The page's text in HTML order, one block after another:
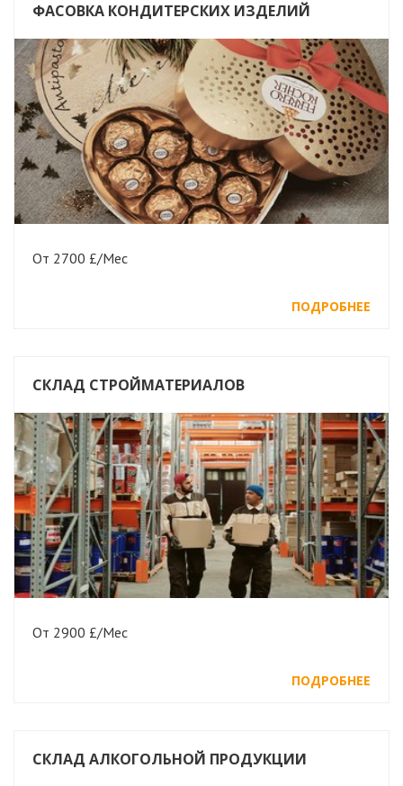
ФАСОВКА КОНДИТЕРСКИХ ИЗДЕЛИЙ
От 2700 £/Мес
ПОДРОБНЕЕ
СКЛАД СТРОЙМАТЕРИАЛОВ
От 2900 £/Мес
ПОДРОБНЕЕ
СКЛАД АЛКОГОЛЬНОЙ ПРОДУКЦИИ